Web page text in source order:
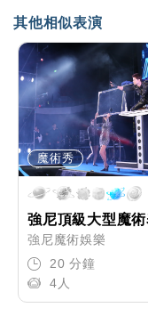
其他相似表演
魔術秀
強尼頂級大型魔
強尼魔術娛樂
20 分鐘
4人